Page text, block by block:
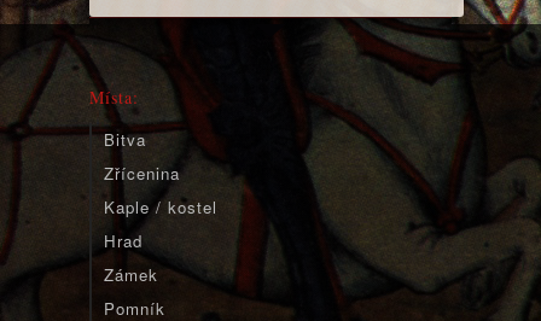
Místa:
Bitva
Zřícenina
Kaple / kostel
Hrad
Zámek
Pomník